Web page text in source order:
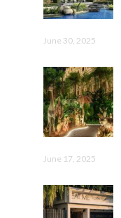
June 30, 2025
June 17, 2025